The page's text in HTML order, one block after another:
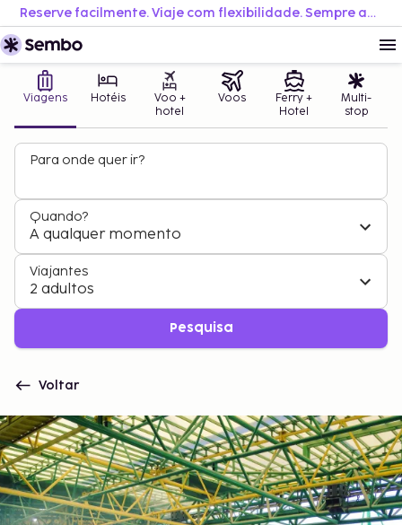
Reserve facilmente. Viaje com flexibilidade. Sempre ao melhor preço.
Viagens Hotéis
Voo +
hotel
Voos
Ferry +
Hotel
Multi-
stop
Para onde quer ir?
Quando?
A qualquer momento
Viajantes
2 adultos
Pesquisa
Voltar